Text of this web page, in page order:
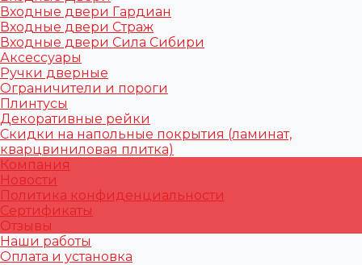
Входные двери Гардиан
Входные двери Страж
Входные двери Сила Сибири
Аксессуары
Ручки дверные
Ограничители и пороги
Плинтусы
Декоративные рейки
Скидки на напольные покрытия (ламинат,
кварцвиниловая плитка)
Компания
Новости
Политика конфиденциальности
Сертификаты
Отзывы
Наши работы
Оплата и установка